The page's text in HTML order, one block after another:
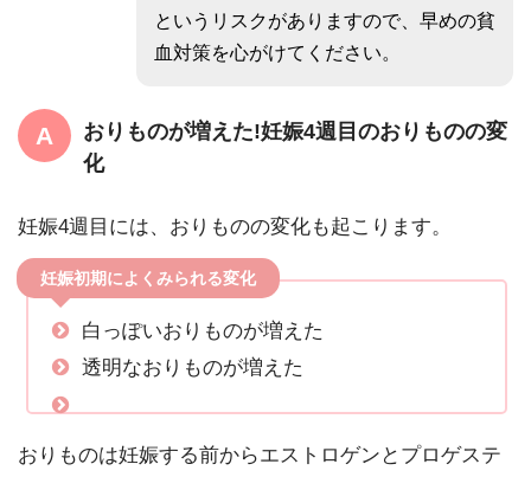
というリスクがありますので、早めの貧
血対策を心がけてください。
おりものが増えた!妊娠4週目のおりものの変
化
妊娠4週目には、おりものの変化も起こります。
妊娠初期によくみられる変化
白っぽいおりものが増えた
透明なおりものが増えた
おりものは妊娠する前からエストロゲンとプロゲステ